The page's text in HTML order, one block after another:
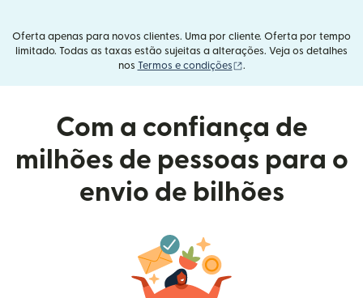
Oferta apenas para novos clientes. Uma por cliente. Oferta por tempo
limitado. Todas as taxas estão sujeitas a alterações. Veja os detalhes
nos Termos e condições (abre em uma nova
.
Com a confiança de
milhões de pessoas para o
envio de bilhões